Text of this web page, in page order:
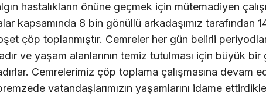
hastalıkların önüne geçmek için mütemadiyen
kapsamında 8 bin gönüllü arkadaşımız tarafından
çöp toplanmıştır. Cemreler her gün belirli
ve yaşam alanlarının temiz tutulması için büyük bir
Cemrelerimiz çöp toplama çalışmasına devam
vatandaşlarımızın yaşamlarını idame